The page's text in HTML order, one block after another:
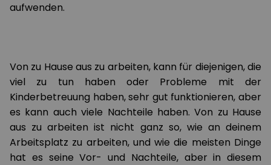
aufwenden.
Von zu Hause aus zu arbeiten, kann für diejenigen, die
viel zu tun haben oder Probleme mit der
Kinderbetreuung haben, sehr gut funktionieren, aber
es kann auch viele Nachteile haben. Von zu Hause
aus zu arbeiten ist nicht ganz so, wie an deinem
Arbeitsplatz zu arbeiten, und wie die meisten Dinge
hat es seine Vor- und Nachteile, aber in diesem